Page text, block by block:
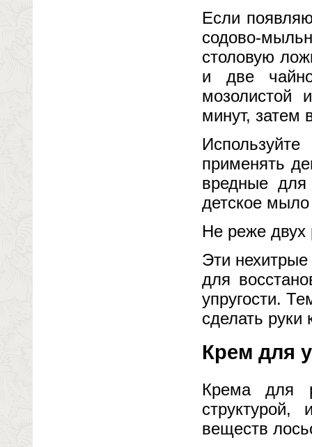
Если
содово-
столовую
и две
мозолистой
минут, затем
применять
вредные для
детское
Не реже двух
Эти
для
упругости.
сделать
Крем для
Крема для
веществ